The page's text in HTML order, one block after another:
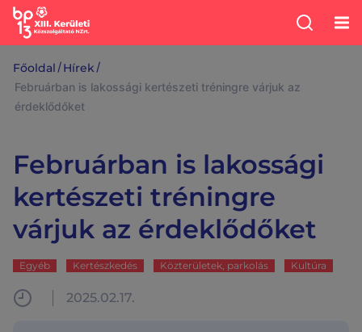
Főoldal /Hírek /
Februárban is lakossági kertészeti tréningre várjuk az
érdeklődőket
Februárban is lakossági
kertészeti tréningre
várjuk az érdeklődőket
Egyéb Kertészkedés Közterületek, parkolás Kultúra
2025.02.17.